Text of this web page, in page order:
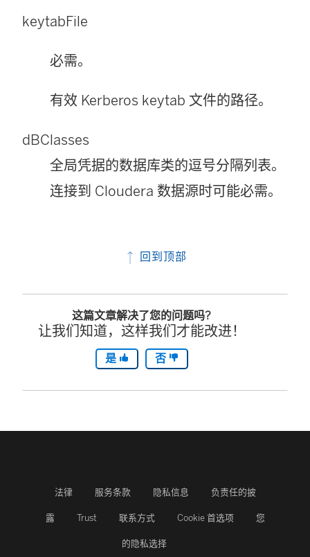
keytabFile
必需。
有效 Kerberos keytab 文件的路径。
dBClasses
全局凭据的数据库类的逗号分隔列表。
连接到 Cloudera 数据源时可能必需。
回到顶部
这篇文章解决了您的问题吗?
让我们知道，这样我们才能改进！
是 否
法律 服务条款 隐私信息 负责任的披
露 Trust 联系方式 Cookie 首选项 您
的隐私选择